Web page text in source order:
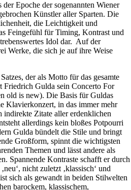
Epoche der sogenannten Wiener
Künstler aller Sparten. Die
die Leichtigkeit und
Feingefühl für Timing, Kontrast und
Idol dar. Auf der
Werke, die sich je auf ihre Weise
der als Motto für das gesamte
Friedrich Gulda sein Concerto For
old is new). Die Basis für Guldas
Klavierkonzert, in das immer mehr
indirekte Zitate aller erdenklichen
allerdings kein bloßes Potpourri
Gulda bündelt die Stile und bringt
Großform, spinnt die wichtigsten
Themen und lässt andere als
Spannende Kontraste schafft er durch
nicht zuletzt ‚klassisch‘ und
sich als gewandt in beiden Stilwelten
barockem, klassischem,